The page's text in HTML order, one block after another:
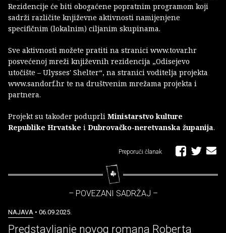
Rezidencije će biti obogaćene popratnim programom koji
sadrži različite književne aktivnosti namijenjene
specifičnim (lokalnim) ciljanim skupinama.
Sve aktivnosti možete pratiti na stranici www.tovar.hr
posvećenoj mreži književnih rezidencija „Odisejevo
utočište – Ulysses' Shelter“, na stranici voditelja projekta
www.sandorf.hr te na društvenim mrežama projekta i
partnera.
Projekt su također poduprli Ministarstvo kulture
Republike Hrvatske i Dubrovačko-neretvanska županija.
Preporuči članak
– POVEZANI SADRŽAJ –
NAJAVA • 06.09.2025.
Predstavljanje novog romana Roberta